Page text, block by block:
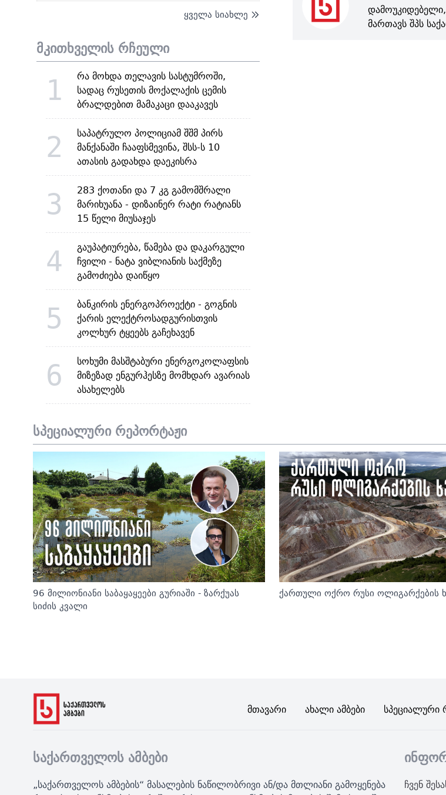
ყველა სიახლე
მკითხველის რჩეული
1
რა მოხდა თელავის სასტუმროში,
სადაც რუსეთის მოქალაქის ცემის
ბრალდებით მამაკაცი დააკავეს
2
საპატრულო პოლიციამ შშმ პირს
მანქანაში ჩააფსმევინა, შსს-ს 10
ათასის გადახდა დაეკისრა
3
283 ქოთანი და 7 კგ გამომშრალი
მარიხუანა - დიზაინერ რატი რატიანს
15 წელი მიუსაჯეს
4
გაუპატიურება, წამება და დაკარგული
ჩვილი - ნატა ვიბლიანის საქმეზე
გამოძიება დაიწყო
5
ბანკირის ენერგოპროექტი - გოგნის
ქარის ელექტროსადგურისთვის
კოლხურ ტყეებს გაჩეხავენ
6
სოხუმი მასშტაბური ენერგოკოლაფსის
მიზეზად ენგურჰესზე მომხდარ ავარიას
ასახელებს
მართავს შპს
სპეციალური რეპორტაჟი
96 მილიონიანი საბაყაყეები გურიაში - ზარქუას
სიძის კვალი
ქართული ოქრო რუსი ოლიგარქების
Მთავარი Ახალი Ამბები Სპეციალური
საქართველოს ამბები
„საქართველოს ამბების“ მასალების ნაწილობრივი ან/და მთლიანი გამოყენება
ჩვენ